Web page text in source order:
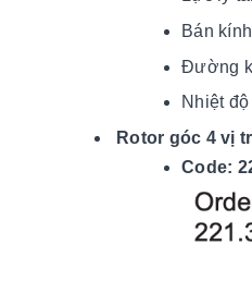
Bán
Đường
Nhiệt
Rotor góc 4 vị
Code: